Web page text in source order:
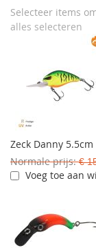
Selecteer items
alles selecteren
Zeck Danny
Normale prijs €
Voeg toe aan